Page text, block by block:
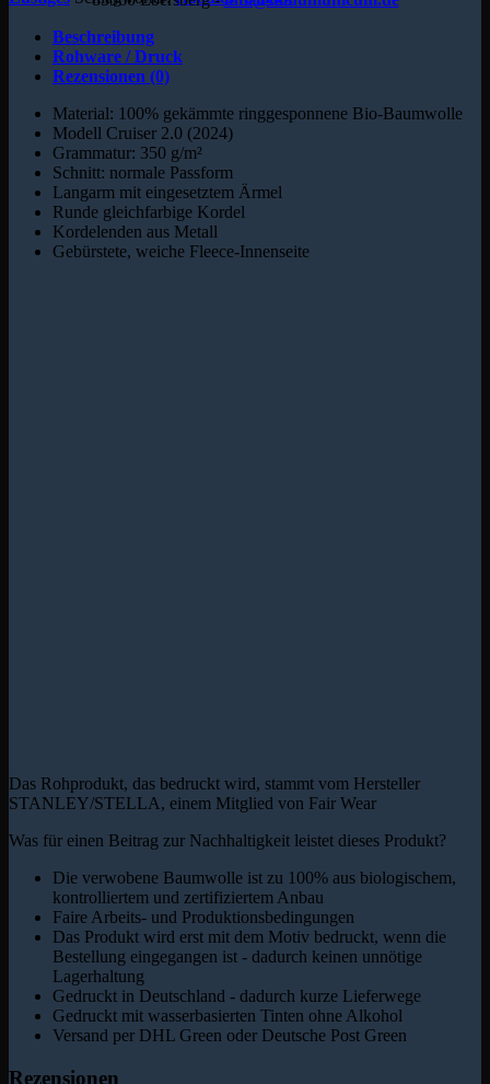
Beschreibung
Rohware / Druck
Rezensionen (0)
Material: 100% gekämmte ringgesponnene Bio-Baumwolle
Modell Cruiser 2.0 (2024)
Grammatur: 350 g/m²
Schnitt: normale Passform
Langarm mit eingesetztem Ärmel
Runde gleichfarbige Kordel
Kordelenden aus Metall
Gebürstete, weiche Fleece-Innenseite
Das Rohprodukt, das bedruckt wird, stammt vom Hersteller
STANLEY/STELLA, einem Mitglied von Fair Wear
Was für einen Beitrag zur Nachhaltigkeit leistet dieses Produkt?
Die verwobene Baumwolle ist zu 100% aus biologischem,
kontrolliertem und zertifiziertem Anbau
Faire Arbeits- und Produktionsbedingungen
Das Produkt wird erst mit dem Motiv bedruckt, wenn die
Bestellung eingegangen ist - dadurch keinen unnötige
Lagerhaltung
Gedruckt in Deutschland - dadurch kurze Lieferwege
Gedruckt mit wasserbasierten Tinten ohne Alkohol
Versand per DHL Green oder Deutsche Post Green
Rezensionen